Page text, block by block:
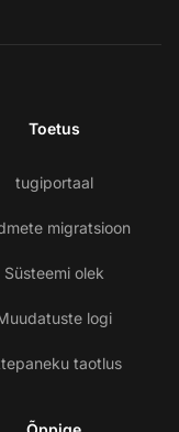
Toetus
tugiportaal
migratsioon
Süsteemi olek
logi
taotlus